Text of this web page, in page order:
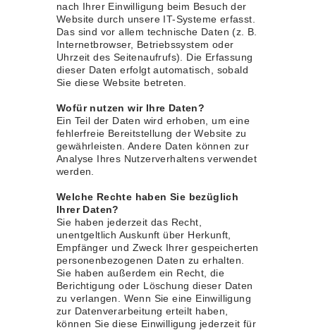
nach Ihrer Einwilligung beim Besuch der
Website durch unsere IT-Systeme erfasst.
Das sind vor allem technische Daten (z. B.
Internetbrowser, Betriebssystem oder
Uhrzeit des Seitenaufrufs). Die Erfassung
dieser Daten erfolgt automatisch, sobald
Sie diese Website betreten.
Wofür nutzen wir Ihre Daten?
Ein Teil der Daten wird erhoben, um eine
fehlerfreie Bereitstellung der Website zu
gewährleisten. Andere Daten können zur
Analyse Ihres Nutzerverhaltens verwendet
werden.
Welche Rechte haben Sie bezüglich
Ihrer Daten?
Sie haben jederzeit das Recht,
unentgeltlich Auskunft über Herkunft,
Empfänger und Zweck Ihrer gespeicherten
personenbezogenen Daten zu erhalten.
Sie haben außerdem ein Recht, die
Berichtigung oder Löschung dieser Daten
zu verlangen. Wenn Sie eine Einwilligung
zur Datenverarbeitung erteilt haben,
können Sie diese Einwilligung jederzeit für